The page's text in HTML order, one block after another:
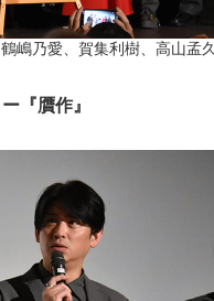
嶋乃愛、賀集利樹、高山孟久
『贋作』